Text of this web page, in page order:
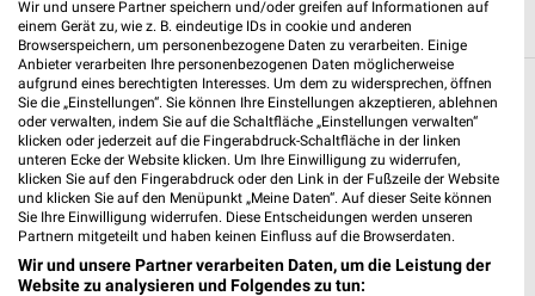
Weitere Kik Geschäfte mit Angeboten in und
um Geldern
5 Geschäfte und Orte
Kik Angebote in Kevelaer City
Kevelaer City, Deutschland
Wir und unsere Partner speichern und/oder greifen auf Informationen auf
einem Gerät zu, wie z. B. eindeutige IDs in cookie und anderen
Browserspeichern, um personenbezogene Daten zu verarbeiten. Einige
Anbieter verarbeiten Ihre personenbezogenen Daten möglicherweise
aufgrund eines berechtigten Interesses. Um dem zu widersprechen, öffnen
Sie die „Einstellungen“. Sie können Ihre Einstellungen akzeptieren, ablehnen
oder verwalten, indem Sie auf die Schaltfläche „Einstellungen verwalten“
klicken oder jederzeit auf die Fingerabdruck-Schaltfläche in der linken
unteren Ecke der Website klicken. Um Ihre Einwilligung zu widerrufen,
klicken Sie auf den Fingerabdruck oder den Link in der Fußzeile der Website
und klicken Sie auf den Menüpunkt „Meine Daten“. Auf dieser Seite können
Sie Ihre Einwilligung widerrufen. Diese Entscheidungen werden unseren
Partnern mitgeteilt und haben keinen Einfluss auf die Browserdaten.
Wir und unsere Partner verarbeiten Daten, um die Leistung der
Website zu analysieren und Folgendes zu tun: